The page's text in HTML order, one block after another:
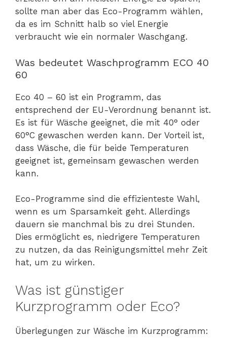
sollte man aber das Eco-Programm wählen,
da es im Schnitt halb so viel Energie
verbraucht wie ein normaler Waschgang.
Was bedeutet Waschprogramm ECO 40
60
Eco 40 – 60 ist ein Programm, das
entsprechend der EU-Verordnung benannt ist.
Es ist für Wäsche geeignet, die mit 40° oder
60°C gewaschen werden kann. Der Vorteil ist,
dass Wäsche, die für beide Temperaturen
geeignet ist, gemeinsam gewaschen werden
kann.
Eco-Programme sind die effizienteste Wahl,
wenn es um Sparsamkeit geht. Allerdings
dauern sie manchmal bis zu drei Stunden.
Dies ermöglicht es, niedrigere Temperaturen
zu nutzen, da das Reinigungsmittel mehr Zeit
hat, um zu wirken.
Was ist günstiger
Kurzprogramm oder Eco?
Überlegungen zur Wäsche im Kurzprogramm: